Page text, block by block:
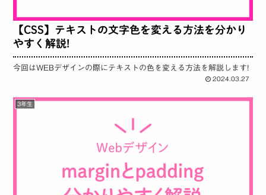
【CSS】テキストの文字色を変える方法を分かり
やすく解説!
今回はWEBデザインの際にテキストの色を変える方法を解説します!
2024.03.27
3年生